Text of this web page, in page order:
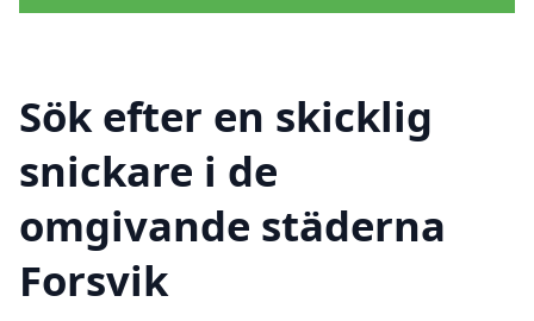
Sök efter en skicklig
snickare i de
omgivande städerna
Forsvik